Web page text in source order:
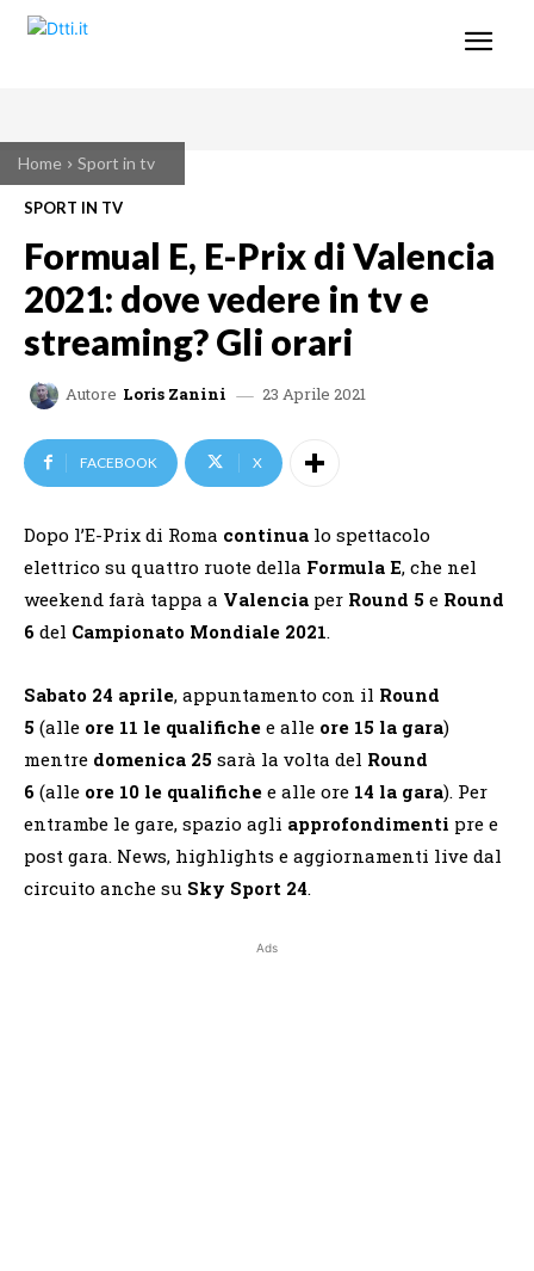
Home Sport in tv
SPORT IN TV
Formual E, E-Prix di Valencia
2021: dove vedere in tv e
streaming? Gli orari
Autore Loris Zanini 23 Aprile 2021
FACEBOOK X
Dopo l’E-Prix di Roma continua lo spettacolo
elettrico su quattro ruote della Formula E, che nel
weekend farà tappa a Valencia per Round 5 e Round
6 del Campionato Mondiale 2021.
Sabato 24 aprile, appuntamento con il Round
5 (alle ore 11 le qualifiche e alle ore 15 la gara)
mentre domenica 25 sarà la volta del Round
6 (alle ore 10 le qualifiche e alle ore 14 la gara). Per
entrambe le gare, spazio agli approfondimenti pre e
post gara. News, highlights e aggiornamenti live dal
circuito anche su Sky Sport 24.
Ads